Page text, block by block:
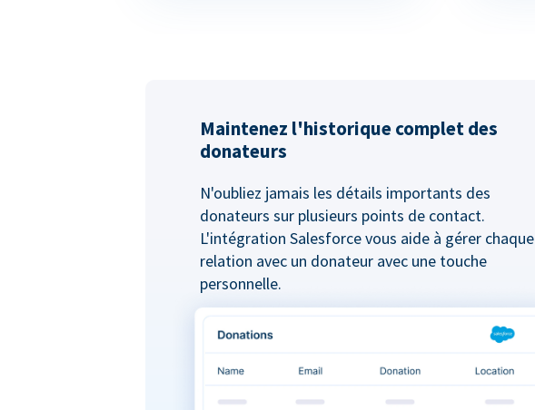
Maintenez l'historique complet des
donateurs
N'oubliez jamais les détails importants des
donateurs sur plusieurs points de contact.
L'intégration Salesforce vous aide à gérer chaque
relation avec un donateur avec une touche
personnelle.